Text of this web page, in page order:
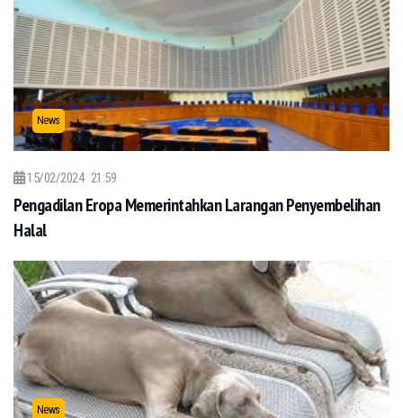
News
15/02/2024 21:59
Pengadilan Eropa Memerintahkan Larangan Penyembelihan
Halal
News